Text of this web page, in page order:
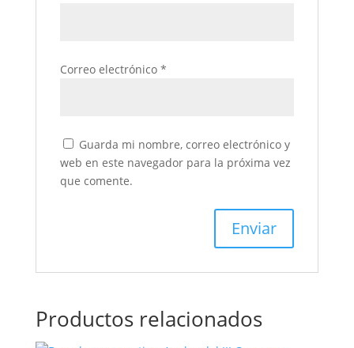
Correo electrónico *
Guarda mi nombre, correo electrónico y
web en este navegador para la próxima vez
que comente.
Productos relacionados